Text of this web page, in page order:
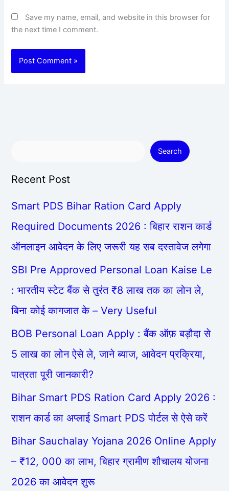
Save my name, email, and website in this browser for
the next time I comment.
Search
Recent Post
Smart PDS Bihar Ration Card Apply
Required Documents 2026 : बिहार राशन कार्ड
ऑनलाइन आवेदन के लिए जरूरी यह सब दस्तावेज लगेगा
SBI Pre Approved Personal Loan Kaise Le
: भारतीय स्टेट बैंक से तुरंत ₹8 लाख तक का लोन ले,
बिना कोई कागजात के – Very Useful
BOB Personal Loan Apply : बैंक ऑफ़ बड़ौदा से
5 लाख का लोन ऐसे ले, जाने ब्याज, आवेदन प्रक्रिया,
पात्रता पूरी जानकारी?
Bihar Smart PDS Ration Card Apply 2026 :
राशन कार्ड का अप्लाई Smart PDS पोर्टल से ऐसे करें
Bihar Sauchalay Yojana 2026 Online Apply
– ₹12, 000 का लाभ, बिहार ग्रामीण शौचालय योजना
2026 का आवेदन शुरू